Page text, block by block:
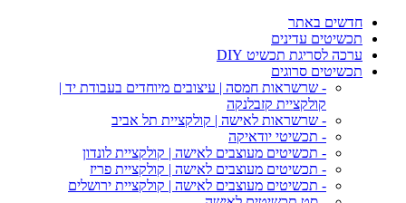
חדשים באתר
תכשיטים עדינים
ערכה לסריגת תכשיט DIY
תכשיטים סרוגים
- שרשראות חמסה | עיצובים מיוחדים בעבודת יד |
קולקציית קזבלנקה
- שרשראות לאישה | קולקציית תל אביב
- תכשיטי יודאיקה
- תכשיטים מעוצבים לאישה | קולקציית לונדון
- תכשיטים מעוצבים לאישה | קולקציית פריז
- תכשיטים מעוצבים לאישה | קולקציית ירושלים